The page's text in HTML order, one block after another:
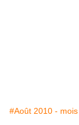
#Août 2010 -